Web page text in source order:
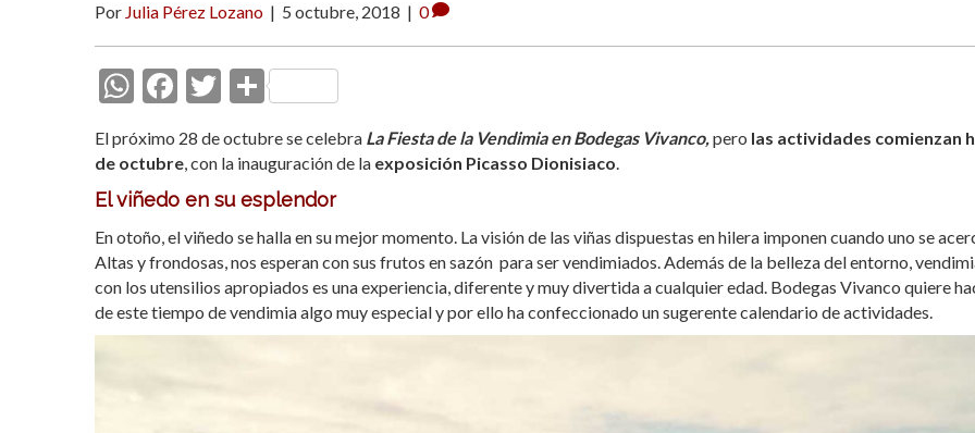
Por Julia Pérez Lozano | 5 octubre, 2018 | 0
W
at
s
A
p
p
F
e
b
o
o
k
T
itt
er
C
m
p
ar
ti
r
El próximo 28 de octubre se celebra La Fiesta de la Vendimia en Bodegas Vivanco,pero las actividades comienzan
de octubre, con la inauguración de la exposición Picasso Dionisiaco.
El viñedo en su esplendor
En otoño, el viñedo se halla en su mejor momento. La visión de las viñas dispuestas en hilera imponen cuando uno se
Altas y frondosas, nos esperan con sus frutos en sazón para ser vendimiados. Además de la belleza del entorno,
con los utensilios apropiados es una experiencia, diferente y muy divertida a cualquier edad. Bodegas Vivanco quiere
de este tiempo de vendimia algo muy especial y por ello ha confeccionado un sugerente calendario de actividades.